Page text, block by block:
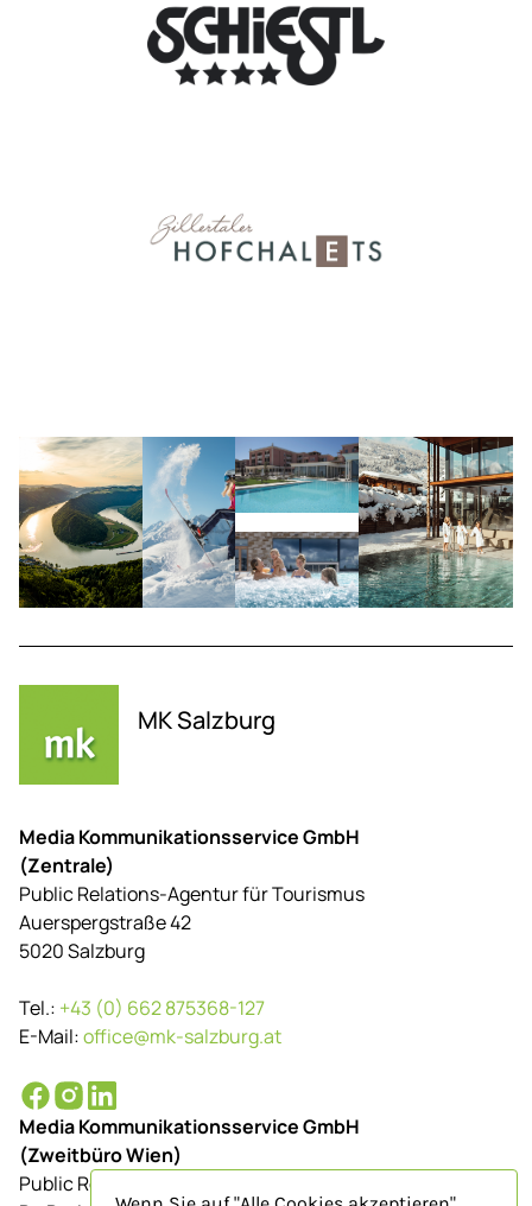
MK Salzburg
Media Kommunikationsservice GmbH
(Zentrale)
Public Relations-Agentur für Tourismus
Auerspergstraße 42
5020 Salzburg
Tel.: +43 (0) 662 875368-127
E-Mail:office@mk-salzburg.at
Media Kommunikationsservice GmbH
(Zweitbüro Wien)
Public Relations-Agentur für Tourismus